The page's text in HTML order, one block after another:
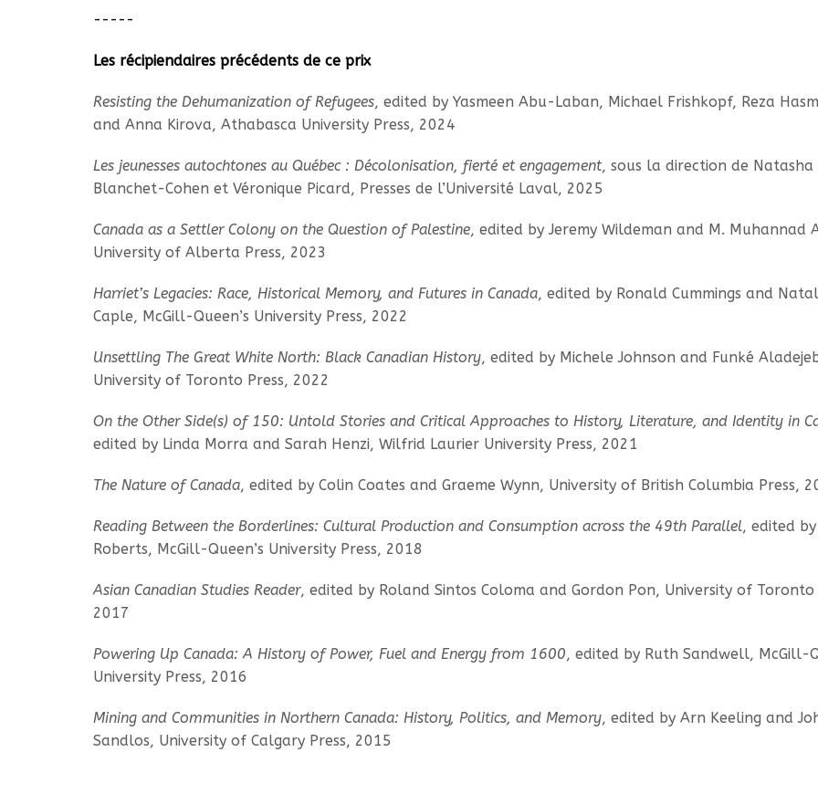
-----
Les récipiendaires précédents de ce prix
Resisting the Dehumanization of Refugees, edited by Yasmeen Abu-Laban, Michael Frishkopf, Reza
and Anna Kirova, Athabasca University Press, 2024
Les jeunesses autochtones au Québec : Décolonisation, fierté et engagement, sous la direction de Natasha
Blanchet-Cohen et Véronique Picard, Presses de l’Université Laval, 2025
Canada as a Settler Colony on the Question of Palestine, edited by Jeremy Wildeman and M. Muhannad
University of Alberta Press, 2023
Harriet’s Legacies: Race, Historical Memory, and Futures in Canada, edited by Ronald Cummings and
Caple, McGill-Queen’s University Press, 2022
Unsettling The Great White North: Black Canadian History, edited by Michele Johnson and Funké
University of Toronto Press, 2022
On the Other Side(s) of 150: Untold Stories and Critical Approaches to History, Literature, and Identity in
edited by Linda Morra and Sarah Henzi, Wilfrid Laurier University Press, 2021
The Nature of Canada, edited by Colin Coates and Graeme Wynn, University of British Columbia Press,
Reading Between the Borderlines: Cultural Production and Consumption across the 49th Parallel, edited
Roberts, McGill-Queen’s University Press, 2018
Asian Canadian Studies Reader, edited by Roland Sintos Coloma and Gordon Pon, University of Toronto
2017
Powering Up Canada: A History of Power, Fuel and Energy from 1600, edited by Ruth Sandwell, McGill-
University Press, 2016
Mining and Communities in Northern Canada: History, Politics, and Memory, edited by Arn Keeling and
Sandlos, University of Calgary Press, 2015